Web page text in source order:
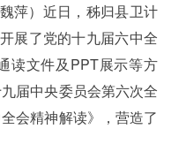
萍）近日，秭归县卫计
展了党的十九届六中全
读文件及PPT展示等方
届中央委员会第六次全
会精神解读》，营造了